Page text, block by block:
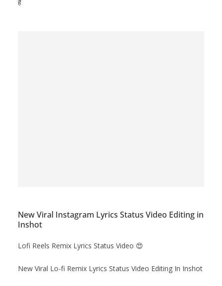
है
New Viral Instagram Lyrics Status Video Editing in
Inshot
Lofi Reels Remix Lyrics Status Video 😍
New Viral Lo-fi Remix Lyrics Status Video Editing In Inshot